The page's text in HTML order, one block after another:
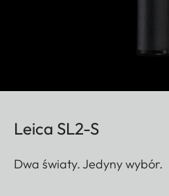
Leica SL2-S
Dwa światy. Jedyny wybór.